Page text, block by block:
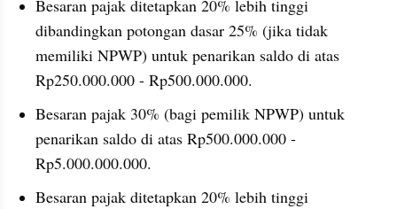
Besaran pajak ditetapkan 20% lebih tinggi
dibandingkan potongan dasar 25% (jika tidak
memiliki NPWP) untuk penarikan saldo di atas
Rp250.000.000 - Rp500.000.000.
Besaran pajak 30% (bagi pemilik NPWP) untuk
penarikan saldo di atas Rp500.000.000 -
Rp5.000.000.000.
Besaran pajak ditetapkan 20% lebih tinggi